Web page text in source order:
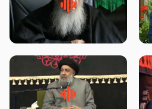
زوّار اربعین امام حسین (علیه
السلام) با این اشتیاق به زیارت